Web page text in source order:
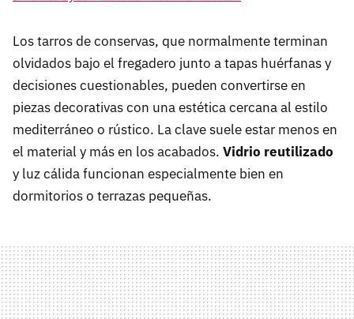
Los tarros de conservas, que normalmente terminan
olvidados bajo el fregadero junto a tapas huérfanas y
decisiones cuestionables, pueden convertirse en
piezas decorativas con una estética cercana al estilo
mediterráneo o rústico. La clave suele estar menos en
el material y más en los acabados. Vidrio reutilizado
y luz cálida funcionan especialmente bien en
dormitorios o terrazas pequeñas.